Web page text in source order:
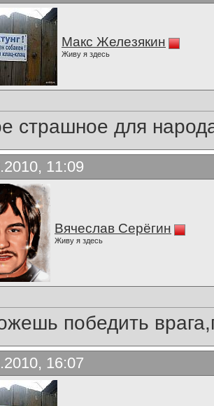
Макс Железякин
Живу я здесь
страшное для
11:09
Вячеслав Серёгин
Живу я здесь
победить
16:07